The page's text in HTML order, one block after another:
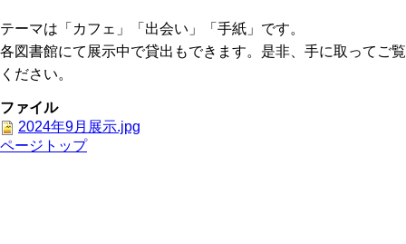
テーマは「カフェ」「出会い」「手紙」です。
各図書館にて展示中で貸出もできます。是非、手に取ってご覧
ください。
ファイル
2024年9月展示.jpg
ページトップ